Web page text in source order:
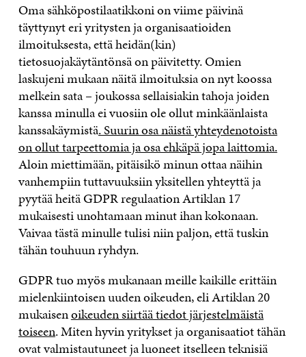
Oma sähköpostilaatikkoni on viime päivinä
täyttynyt eri yritysten ja organisaatioiden
ilmoituksesta, että heidän(kin)
tietosuojakäytäntönsä on päivitetty. Omien
laskujeni mukaan näitä ilmoituksia on nyt koossa
melkein sata – joukossa sellaisiakin tahoja joiden
kanssa minulla ei vuosiin ole ollut minkäänlaista
kanssakäymistä. Suurin osa näistä yhteydenotoista
on ollut tarpeettomia ja osa ehkäpä jopa laittomia.
Aloin miettimään, pitäisikö minun ottaa näihin
vanhempiin tuttavuuksiin yksitellen yhteyttä ja
pyytää heitä GDPR regulaation Artiklan 17
mukaisesti unohtamaan minut ihan kokonaan.
Vaivaa tästä minulle tulisi niin paljon, että tuskin
tähän touhuun ryhdyn.
GDPR tuo myös mukanaan meille kaikille erittäin
mielenkiintoisen uuden oikeuden, eli Artiklan 20
mukaisenoikeuden siirtää tiedot järjestelmäistä
toiseen. Miten hyvin yritykset ja organisaatiot tähän
ovat valmistautuneet ja luoneet itselleen teknisiä